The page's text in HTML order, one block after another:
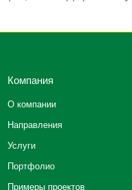
Компания
О компании
Направления
Услуги
Портфолио
Примеры проектов